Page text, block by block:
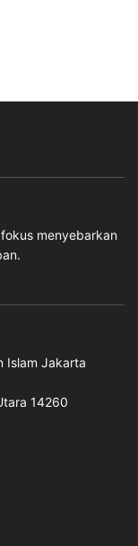
menyebarkan
Islam Jakarta
14260